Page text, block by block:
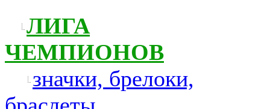
ЛИГА
ЧЕМПИОНОВ
значки, брелоки,